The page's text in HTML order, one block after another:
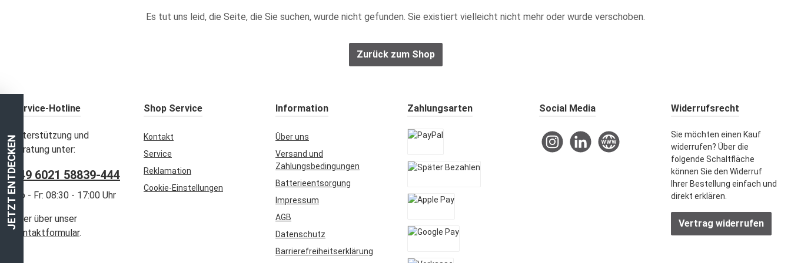
Es tut uns leid, die Seite, die Sie suchen, wurde nicht gefunden. Sie existiert vielleicht nicht mehr oder wurde verschoben.
Zurück zum Shop
Service-Hotline
Unterstützung und
Beratung unter:
+49 6021 58839-444
Mo - Fr: 08:30 - 17:00 Uhr
Oder über unser
Kontaktformular.
Shop Service
Kontakt
Service
Reklamation
Cookie-Einstellungen
Information
Über uns
Versand und
Zahlungsbedingungen
Batterieentsorgung
Impressum
AGB
Datenschutz
Barrierefreiheitserklärung
Zahlungsarten
PayPal
Später Bezahlen
Apple Pay
Google Pay
Social Media
InstagramLinkedIn Website
Widerrufsrecht
Sie möchten einen Kauf
widerrufen? Über die
folgende Schaltfläche
können Sie den Widerruf
Ihrer Bestellung einfach und
direkt erklären.
Vertrag widerrufen
JETZT ENTDECKEN